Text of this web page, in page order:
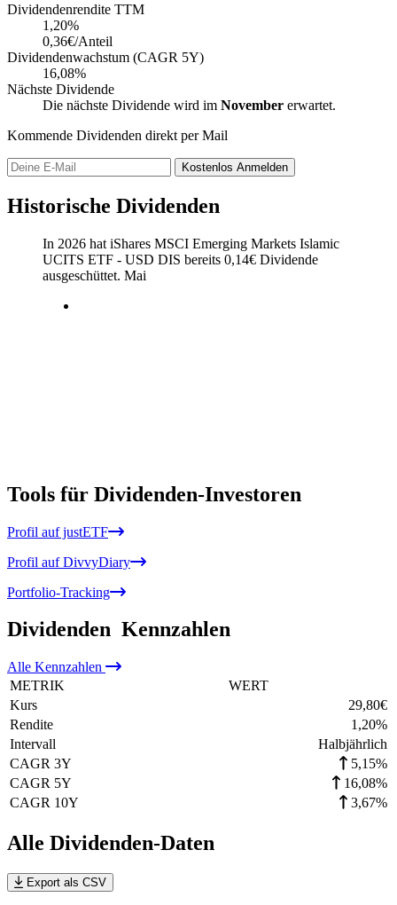
Dividendenrendite TTM
1,20%
0,36€/Anteil
Dividendenwachstum (CAGR 5Y)
16,08%
Nächste Dividende
Die nächste Dividende wird im November erwartet.
Kommende Dividenden direkt per Mail
Kostenlos Anmelden
Historische Dividenden
In 2026 hat iShares MSCI Emerging Markets Islamic
UCITS ETF - USD DIS bereits 0,14€ Dividende
ausgeschüttet. Mai
Tools für Dividenden-Investoren
Profil auf justETF
Profil auf DivvyDiary
Portfolio-Tracking
Dividenden Kennzahlen
Alle Kennzahlen
METRIK
WERT
Kurs
29,80€
Rendite
1,20%
Intervall
Halbjährlich
CAGR 3Y
5,15%
CAGR 5Y
16,08%
CAGR 10Y
3,67%
Alle Dividenden-Daten
Export als CSV